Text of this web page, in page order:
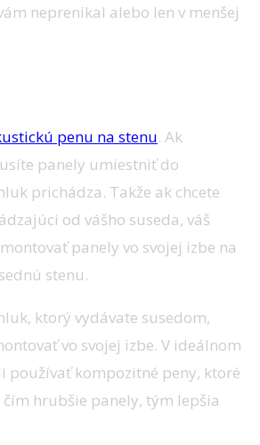
neprenikal alebo len v menšej
penu na stenu. Ak
panely umiestniť do
prichádza. Takže ak chcete
od vášho suseda, váš
panely vo svojej izbe na
stenu.
ktorý vydávate susedom,
vo svojej izbe. V ideálnom
používať kompozitné peny, ktoré
hrubšie panely, tým lepšia